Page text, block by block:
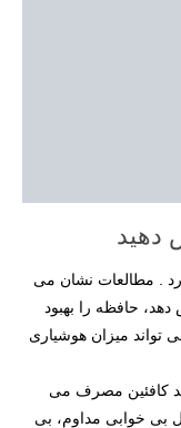
دهید
. مطالعات نشان می
حافظه را بهبود
تواند میزان هوشیاری
کافئین مصرف می
بی خوابی مداوم، بی